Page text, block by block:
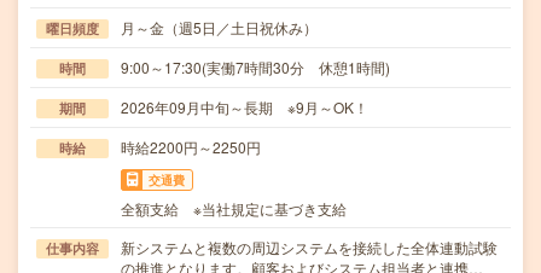
曜日頻度 月～金（週5日／土日祝休み）
時間 9:00～17:30(実働7時間30分 休憩1時間)
期間 2026年09月中旬～長期 ※9月～OK！
時給 時給2200円～2250円
交通費
全額支給 ※当社規定に基づき支給
仕事内容
新システムと複数の周辺システムを接続した全体連動試験
の推進となります。顧客およびシステム担当者と連携…